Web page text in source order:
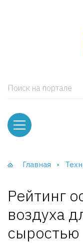
Поиск на портале
Главная
Рейтинг
воздуха
сыростью
и тумбы
и Шкафы-Купе